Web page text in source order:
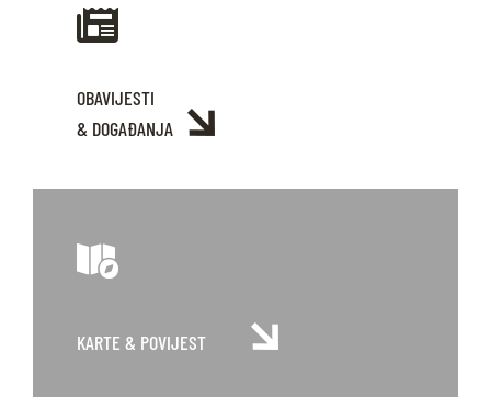
OBAVIJESTI
& DOGAĐANJA
KARTE & POVIJEST